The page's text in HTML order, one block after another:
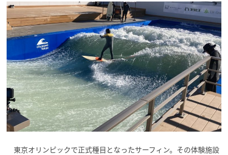
東京オリンピックで正式種目となったサーフィン。その体験施設